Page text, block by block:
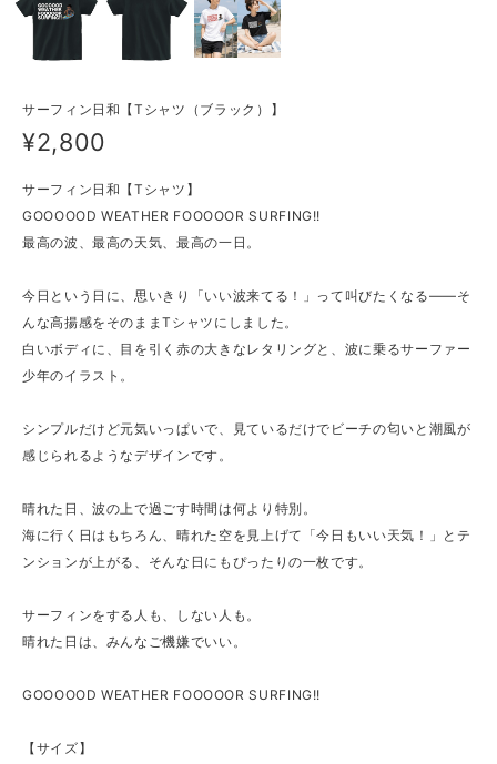
サーフィン日和【Tシャツ（ブラック）】
¥2,800
サーフィン日和【Tシャツ】
GOOOOOD WEATHER FOOOOOR SURFING!!
最高の波、最高の天気、最高の一日。
今日という日に、思いきり「いい波来てる！」って叫びたくなる——そ
んな高揚感をそのままTシャツにしました。
白いボディに、目を引く赤の大きなレタリングと、波に乗るサーファー
少年のイラスト。
シンプルだけど元気いっぱいで、見ているだけでビーチの匂いと潮風が
感じられるようなデザインです。
晴れた日、波の上で過ごす時間は何より特別。
海に行く日はもちろん、晴れた空を見上げて「今日もいい天気！」とテ
ンションが上がる、そんな日にもぴったりの一枚です。
サーフィンをする人も、しない人も。
晴れた日は、みんなご機嫌でいい。
GOOOOOD WEATHER FOOOOOR SURFING!!
【サイズ】